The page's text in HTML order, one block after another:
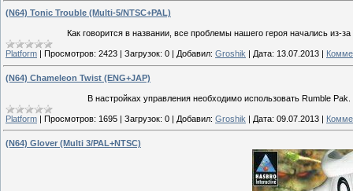
(N64) Tonic Trouble (Multi-5/NTSC+PAL)
Как говорится в названии, все проблемы нашего героя начались из-
Platform Просмотров: 2423 Загрузок: 0 Добавил: Groshik Дата: 13.07.2013
(N64) Chameleon Twist (ENG+JAP)
В настройках управления необходимо использовать Rumble
Platform | Просмотров: 1695 | Загрузок: 0 | Добавил: Groshik | Дата: 09.07.2013 |
(N64) Glover (Multi 3/PAL+NTSC)